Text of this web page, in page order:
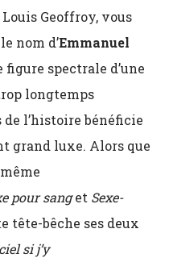
Geoffroy, vous
nom d’Emmanuel
figure spectrale d’une
longtemps
l’histoire bénéficie
grand luxe. Alors que
pour sanget Sexe-
tête-bêche ses deux
si j’y